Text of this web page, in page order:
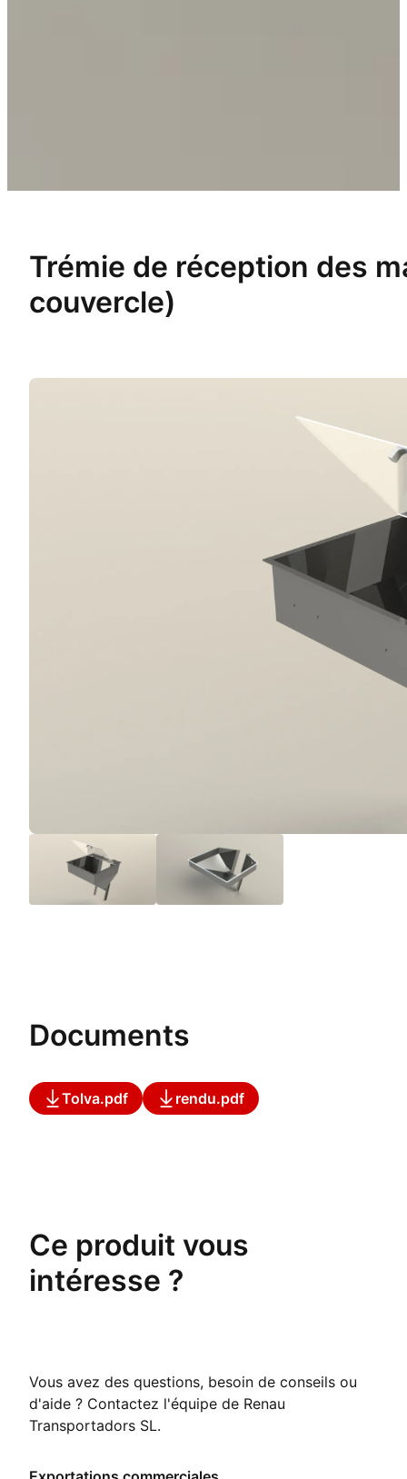
Trémie de réception des
couvercle)
Documents
Tolva.pdf rendu.pdf
Ce produit vous
intéresse ?
Vous avez des questions, besoin de conseils ou
d'aide ? Contactez l'équipe de Renau
Transportadors SL.